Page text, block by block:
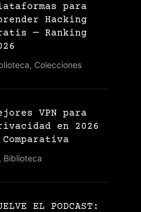
para
Hacking
— Ranking
, Colecciones
VPN para
en 2026
, Biblioteca
EL PODCAST: